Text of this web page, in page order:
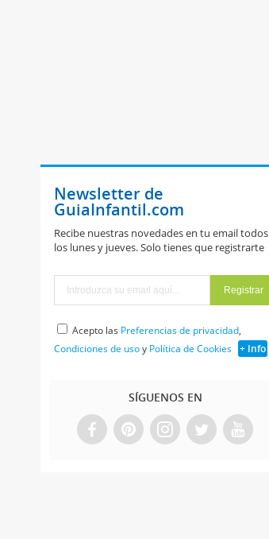
Newsletter de
GuiaInfantil.com
Recibe nuestras novedades en tu email todos
los lunes y jueves. Solo tienes que registrarte
Acepto las Preferencias de privacidad,
Condiciones de usoy Política de Cookies + Info
SÍGUENOS EN